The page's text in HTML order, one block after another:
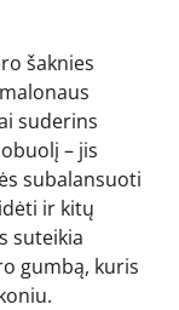
šaknies
suderins
– jis
subalansuoti
ir kitų
suteikia
gumbą, kuris